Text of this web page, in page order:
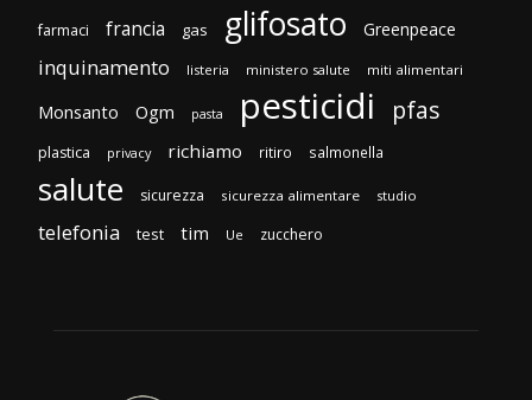
farmaci francia gas glifosato Greenpeace
inquinamento listeria ministero salute miti alimentari
Monsanto Ogm pasta pesticidi pfas
plastica privacy richiamo ritiro salmonella
salute sicurezza sicurezza alimentare studio
telefonia test tim Ue zucchero